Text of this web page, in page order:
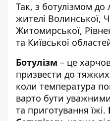
Так, з ботулізмом до
жителі Волинської,
Житомирської,
та Київської
Ботулізм – це
призвести до тяжких
коли температура
варто бути
та приготування їжі.